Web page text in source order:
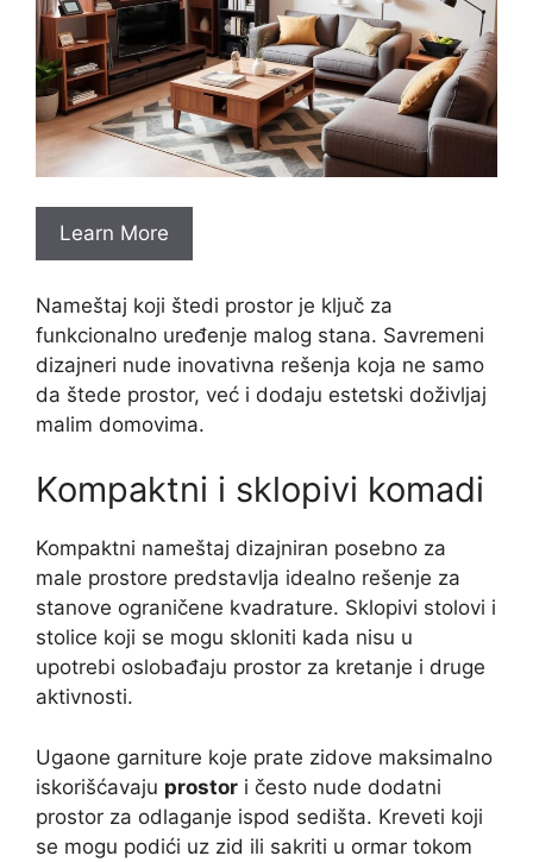
Learn More
Nameštaj koji štedi prostor je ključ za
funkcionalno uređenje malog stana. Savremeni
dizajneri nude inovativna rešenja koja ne samo
da štede prostor, već i dodaju estetski doživljaj
malim domovima.
Kompaktni i sklopivi komadi
Kompaktni nameštaj dizajniran posebno za
male prostore predstavlja idealno rešenje za
stanove ograničene kvadrature. Sklopivi stolovi i
stolice koji se mogu skloniti kada nisu u
upotrebi oslobađaju prostor za kretanje i druge
aktivnosti.
Ugaone garniture koje prate zidove maksimalno
iskorišćavaju prostor i često nude dodatni
prostor za odlaganje ispod sedišta. Kreveti koji
se mogu podići uz zid ili sakriti u ormar tokom